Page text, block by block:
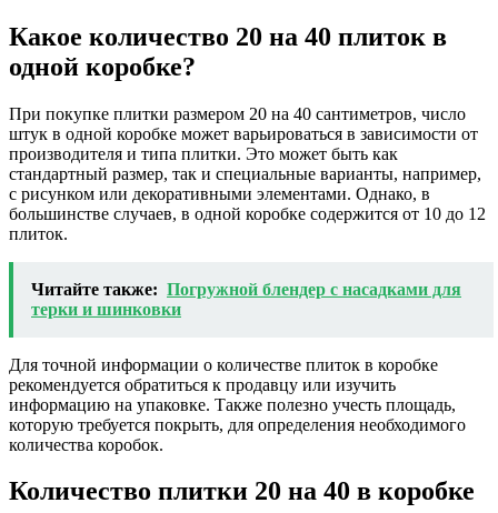
Какое количество 20 на 40 плиток в
одной коробке?
При покупке плитки размером 20 на 40 сантиметров, число
штук в одной коробке может варьироваться в зависимости от
производителя и типа плитки. Это может быть как
стандартный размер, так и специальные варианты, например,
с рисунком или декоративными элементами. Однако, в
большинстве случаев, в одной коробке содержится от 10 до 12
плиток.
Читайте также: Погружной блендер с насадками для
терки и шинковки
Для точной информации о количестве плиток в коробке
рекомендуется обратиться к продавцу или изучить
информацию на упаковке. Также полезно учесть площадь,
которую требуется покрыть, для определения необходимого
количества коробок.
Количество плитки 20 на 40 в коробке